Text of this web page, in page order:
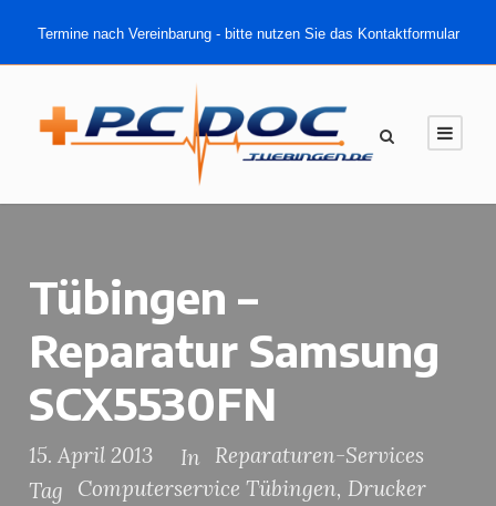
Termine nach Vereinbarung - bitte nutzen Sie das Kontaktformular
Tübingen –
Reparatur Samsung
SCX5530FN
15. April 2013 In
Reparaturen-Services
Tag
Computerservice Tübingen, Drucker